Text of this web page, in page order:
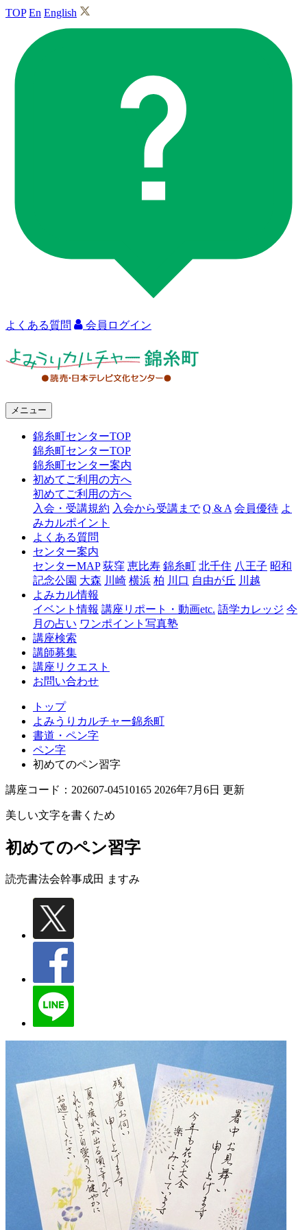
TOP En English
よくある質問 会員ログイン
ャ
糸
メニュー
錦糸町センターTOP
錦糸町センターTOP
錦糸町センター案内
初めてご利用の方へ
初めてご利用の方へ
入会・受講規約 入会から受講まで Q & A 会員優待 よ
みカルポイント
よくある質問
センター案内
センターMAP 荻窪 恵比寿 錦糸町 北千住 八王子 昭和
記念公園 大森 川崎 横浜 柏 川口 自由が丘 川越
よみカル情報
イベント情報 講座リポート・動画etc. 語学カレッジ 今
月の占い ワンポイント写真塾
講座検索
講師募集
講座リクエスト
お問い合わせ
トップ
よみうりカルチャー錦糸町
書道・ペン字
ペン字
初めてのペン習字
講座コード：202607-04510165 2026年7月6日 更新
美しい文字を書くため
初めてのペン習字
読売書法会幹事成田 ますみ